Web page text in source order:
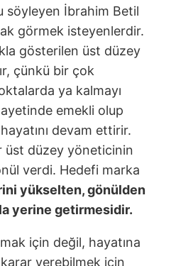
söyleyen İbrahim Betil
görmek isteyenlerdir.
gösterilen üst düzey
çünkü bir çok
ya kalmayı
emekli olup
devam ettirir.
üst düzey yöneticinin
verdi. Hedefi marka
yükselten, gönülden
yerine getirmesidir.
için değil, hayatına
verebilmek için